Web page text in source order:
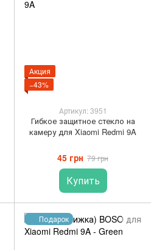
Акция
−43%
Артикул: 3951
Гибкое защитное стекло на
камеру для Xiaomi Redmi 9A
45 грн 79 грн
Купить
Подарок